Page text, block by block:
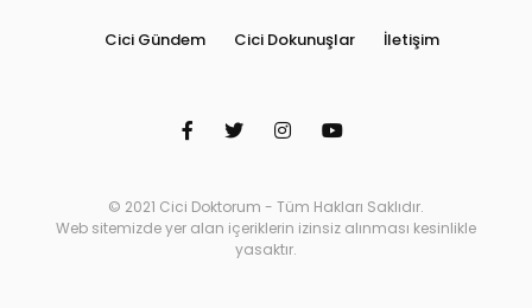
Cici Gündem Cici Dokunuşlar İletişim
© 2021 Cici Doktorum - Tüm Hakları Saklıdır.
Web sitemizde yer alan içeriklerin izinsiz alınması kesinlikle
yasaktır.